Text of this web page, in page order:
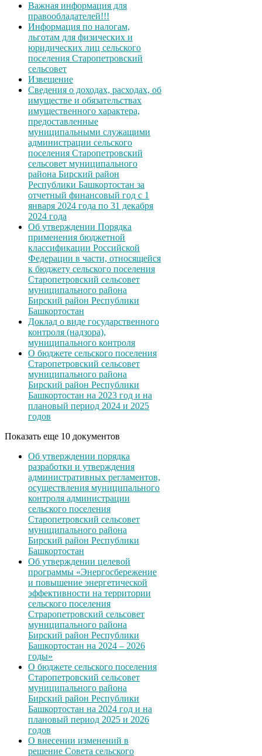
Важная информация для
правообладателей!!!
Информация по налогам,
льготам для физических и
юридических лиц сельского
поселения Старопетровский
сельсовет
Извещение
Сведения о доходах, расходах, об
имуществе и обязательствах
имущественного характера,
предоставленные
муниципальными служащими
администрации сельского
поселения Старопетровский
сельсовет муниципального
района Бирский район
Республики Башкортостан за
отчетный финансовый год с 1
января 2024 года по 31 декабря
2024 года
Об утверждении Порядка
применения бюджетной
классификации Российской
Федерации в части, относящейся
к бюджету сельского поселения
Старопетровский сельсовет
муниципального района
Бирский район Республики
Башкортостан
Доклад о виде государственного
контроля (надзора),
муниципального контроля
О бюджете сельского поселения
Старопетровский сельсовет
муниципального района
Бирский район Республики
Башкортостан на 2023 год и на
плановый период 2024 и 2025
годов
Показать еще 10 документов
Об утверждении порядка
разработки и утверждения
административных регламентов,
осуществления муниципального
контроля администрации
сельского поселения
Старопетровский сельсовет
муниципального района
Бирский район Республики
Башкортостан
Об утверждении целевой
программы «Энергосбережение
и повышение энергетической
эффективности на территории
сельского поселения
Страропетровский сельсовет
муниципального района
Бирский район Республики
Башкортостан на 2024 – 2026
годы»
О бюджете сельского поселения
Старопетровский сельсовет
муниципального района
Бирский район Республики
Башкортостан на 2024 год и на
плановый период 2025 и 2026
годов
О внесении изменений в
решение Совета сельского